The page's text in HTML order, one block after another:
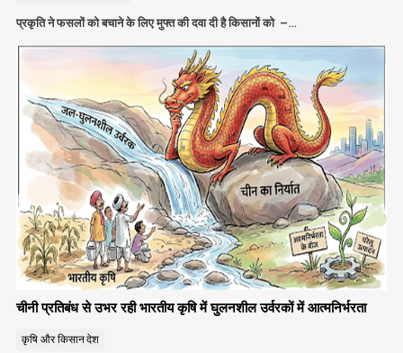
प्रकृति ने फसलों को बचाने के लिए मुफ्त की दवा दी है किसानों को –…
चीनी प्रतिबंध से उभर रही भारतीय कृषि में घुलनशील उर्वरकों में आत्मनिर्भरता
कृषि और किसानदेश